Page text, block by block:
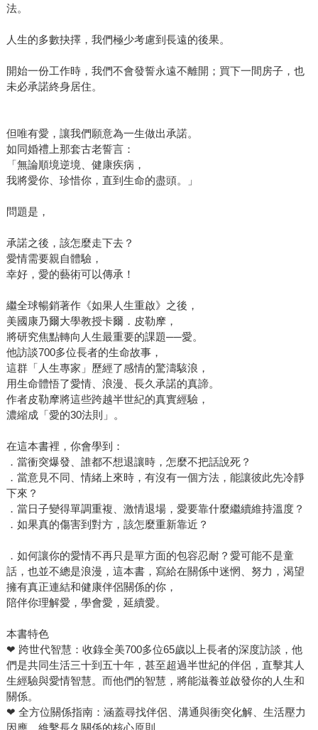
法。
人生的多數抉擇，我們極少考慮到長遠的後果。
開始一份工作時，我們不會發誓永遠不離開；買下一間房子，也
未必承諾終身居住。
但唯有愛，讓我們願意為一生做出承諾。
如同婚禮上那套古老誓言：
「無論順境逆境、健康疾病，
我將愛你、珍惜你，直到生命的盡頭。」
問題是，
承諾之後，該怎麼走下去？
愛情需要親自體驗，
幸好，愛的藝術可以傳承！
繼全球暢銷著作《如果人生重啟》之後，
美國康乃爾大學教授卡爾．皮勒摩，
將研究焦點轉向人生最重要的課題──愛。
他訪談700多位長者的生命故事，
這群「人生專家」歷經了感情的驚濤駭浪，
用生命體悟了愛情、浪漫、長久承諾的真諦。
作者皮勒摩將這些跨越半世紀的真實經驗，
濃縮成「愛的30法則」。
在這本書裡，你會學到：
．當衝突爆發、誰都不想退讓時，怎麼不把話說死？
．當意見不同、情緒上來時，有沒有一個方法，能讓彼此先冷靜
下來？
．當日子變得單調重複、激情退場，愛要靠什麼繼續維持溫度？
．如果真的傷害到對方，該怎麼重新靠近？
．如何讓你的愛情不再只是單方面的包容忍耐？愛可能不是童
話，也並不總是浪漫，這本書，寫給在關係中迷惘、努力，渴望
擁有真正連結和健康伴侶關係的你，
陪伴你理解愛，學會愛，延續愛。
本書特色
❤ 跨世代智慧：收錄全美700多位65歲以上長者的深度訪談，他
們是共同生活三十到五十年，甚至超過半世紀的伴侶，直擊其人
生經驗與愛情智慧。而他們的智慧，將能滋養並啟發你的人生和
關係。
❤ 全方位關係指南：涵蓋尋找伴侶、溝通與衝突化解、生活壓力
因應、維繫長久關係的核心原則。